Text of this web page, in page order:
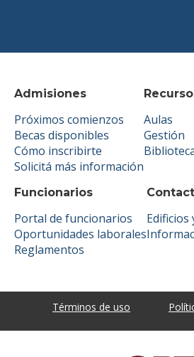
Admisiones
Próximos comienzos
Becas disponibles
Cómo inscribirte
Solicitá más información
Aulas
Gestión
Funcionarios
Portal de funcionarios
Oportunidades laborales
Reglamentos
Edificios
Términos de uso